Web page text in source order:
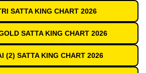
SATTA KING CHART 2026
SATTA KING CHART 2026
(2) SATTA KING CHART 2026